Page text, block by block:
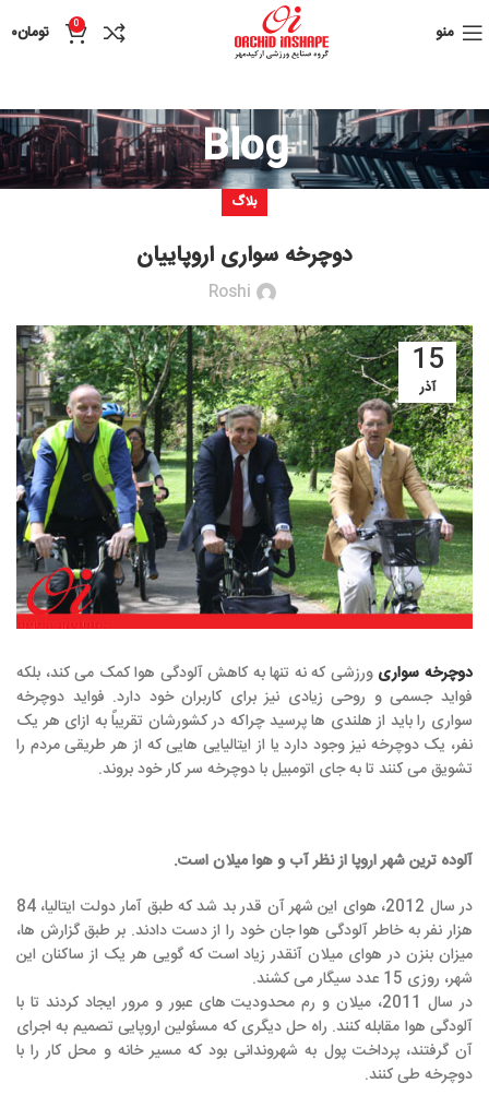
منو 0 تومان۰
Blog
بلاگ
دوچرخه سواری اروپاییان
Roshi
15
آذر
دوچرخه سواری ورزشی که نه تنها به کاهش آلودگی هوا کمک می کند، بلکه
فواید جسمی و روحی زیادی نیز برای کاربران خود دارد. فواید دوچرخه
سواری را باید از هلندی ها پرسید چراکه در کشورشان تقریباً به ازای هر یک
نفر، یک دوچرخه نیز وجود دارد یا از ایتالیایی هایی که از هر طریقی مردم را
تشویق می کنند تا به جای اتومبیل با دوچرخه سر کار خود بروند.
آلوده ترین شهر اروپا از نظر آب و هوا میلان است.
در سال 2012، هوای این شهر آن قدر بد شد که طبق آمار دولت ایتالیا، 84
هزار نفر به خاطر آلودگی هوا جان خود را از دست دادند. بر طبق گزارش ها،
میزان بنزن در هوای میلان آنقدر زیاد است که گویی هر یک از ساکنان این
شهر، روزی 15 عدد سیگار می کشند.
در سال 2011، میلان و رم محدودیت های عبور و مرور ایجاد کردند تا با
آلودگی هوا مقابله کنند. راه حل دیگری که مسئولین اروپایی تصمیم به اجرای
آن گرفتند، پرداخت پول به شهروندانی بود که مسیر خانه و محل کار را با
دوچرخه طی کنند.